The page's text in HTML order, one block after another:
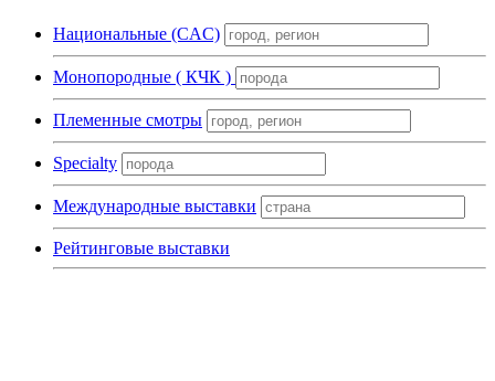
Национальные (CAC)
Монопородные ( КЧК )
Племенные смотры
Specialty
Международные выставки
Рейтинговые выставки